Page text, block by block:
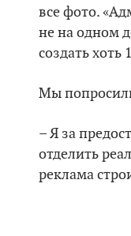
все фото.
не на одном
создать хоть
Мы
– Я за
отделить
реклама